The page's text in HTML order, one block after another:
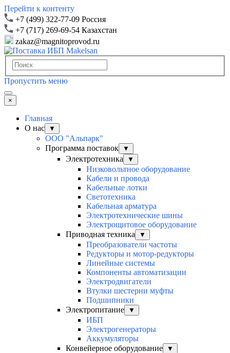
Перейти к контенту
+7 (499) 322-77-09 Россия
+7 (717) 269-69-54 Казахстан
zakaz@magnitoprovod.ru
Пропустить меню
×
Главная
О нас
▼
ООО "Альпарк"
Программа поставок
▼
Электротехника ▼
Низковольтное оборудование
Кабели и провода
Кабельные лотки
Светотехника
Кабельная арматура
Электротехнические шины
Электрощитовое оборудование
Приводная техника
▼
Преобразователи частоты
Редукторы и мотор-редукторы
Линейные системы
Компоненты автоматизации
Электродвигатели
Втулки шестерни муфты
Подшипники
Электропитание
▼
ИБП
Электрогенераторы
Аккумуляторы
Конвейерное оборудование
▼